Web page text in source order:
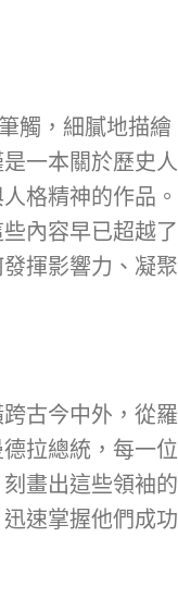
觸，細膩地描繪
一本關於歷史人
格精神的作品。
內容早已超越了
揮影響力、凝聚
古今中外，從羅
拉總統，每一位
畫出這些領袖的
速掌握他們成功